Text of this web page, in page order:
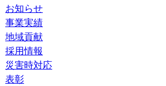
お知らせ
事業実績
地域貢献
採用情報
災害時対応
表彰